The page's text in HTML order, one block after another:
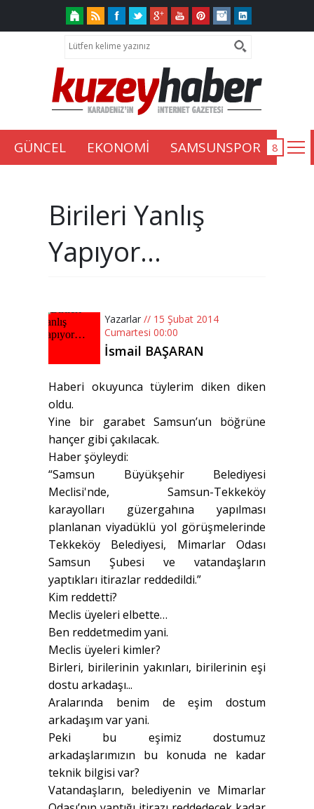
GÜNCEL EKONOMİ SAMSUNSPOR
Birileri Yanlış
Yapıyor…
Yazarlar // 15 Şubat 2014
Cumartesi 00:00
İsmail BAŞARAN
Haberi okuyunca tüylerim diken diken
oldu.
Yine bir garabet Samsun’un böğrüne
hançer gibi çakılacak.
Haber şöyleydi:
“Samsun Büyükşehir Belediyesi
Meclisi'nde, Samsun-Tekkeköy
karayolları güzergahına yapılması
planlanan viyadüklü yol görüşmelerinde
Tekkeköy Belediyesi, Mimarlar Odası
Samsun Şubesi ve vatandaşların
yaptıkları itirazlar reddedildi.”
Kim reddetti?
Meclis üyeleri elbette…
Ben reddetmedim yani.
Meclis üyeleri kimler?
Birleri, birilerinin yakınları, birilerinin eşi
dostu arkadaşı...
Aralarında benim de eşim dostum
arkadaşım var yani.
Peki bu eşimiz dostumuz
arkadaşlarımızın bu konuda ne kadar
teknik bilgisi var?
Vatandaşların, belediyenin ve Mimarlar